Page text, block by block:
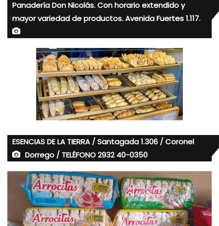
Panadería Don Nicolás. Con horario extendido y
mayor variedad de productos. Avenida Fuertes 1.117.
ESENCIAS DE LA TIERRA / Santagada 1.306 / Coronel
Dorrego / TELÉFONO 2932 40-0350